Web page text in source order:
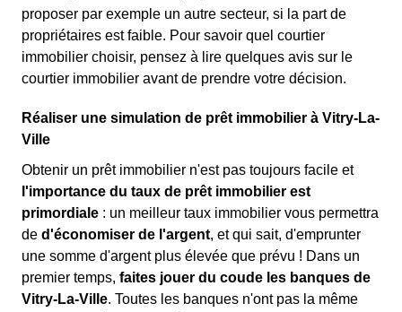
proposer par exemple un autre secteur, si la part de
propriétaires est faible. Pour savoir quel courtier
immobilier choisir, pensez à lire quelques avis sur le
courtier immobilier avant de prendre votre décision.
Réaliser une simulation de prêt immobilier à Vitry-La-
Ville
Obtenir un prêt immobilier n'est pas toujours facile et
l'importance du taux de prêt immobilier est
primordiale : un meilleur taux immobilier vous permettra
de d'économiser de l'argent, et qui sait, d'emprunter
une somme d'argent plus élevée que prévu ! Dans un
premier temps, faites jouer du coude les banques de
Vitry-La-Ville. Toutes les banques n'ont pas la même